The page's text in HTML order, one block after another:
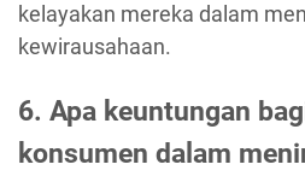
kelayakan mereka dalam
kewirausahaan.
6. Apa keuntungan
konsumen dalam